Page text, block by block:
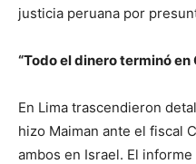
justicia peruana por
“Todo el dinero terminó en
En Lima trascendieron
hizo Maiman ante el fiscal
ambos en Israel. El